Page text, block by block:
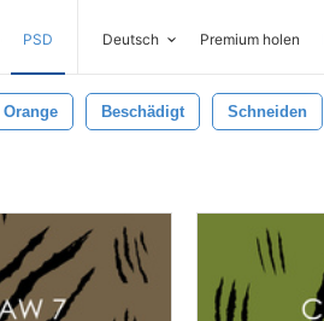
PSD Deutsch Premium holen
Orange Beschädigt Schneiden